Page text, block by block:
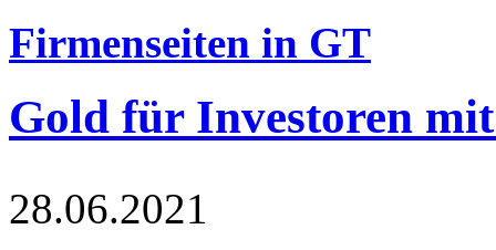
Firmenseiten in GT
Gold für Investoren
28.06.2021